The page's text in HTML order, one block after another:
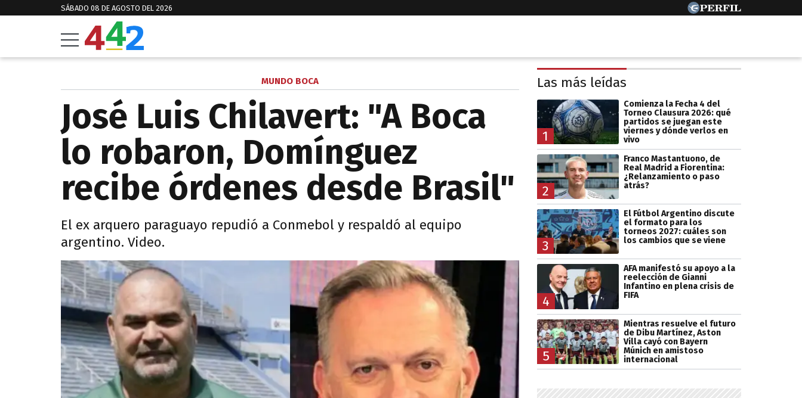
SÁBADO 08 DE AGOSTO DEL 2026
MUNDO BOCA
José Luis Chilavert: "A Boca
lo robaron, Domínguez
recibe órdenes desde Brasil"
El ex arquero paraguayo repudió a Conmebol y respaldó al equipo
argentino. Video.
Las más leídas
1
Comienza la Fecha 4 del
Torneo Clausura 2026: qué
partidos se juegan este
viernes y dónde verlos en
vivo
2
Franco Mastantuono, de
Real Madrid a Fiorentina:
¿Relanzamiento o paso
atrás?
3
El Fútbol Argentino discute
el formato para los
torneos 2027: cuáles son
los cambios que se viene
4
AFA manifestó su apoyo a la
reelección de Gianni
Infantino en plena crisis de
FIFA
5
Mientras resuelve el futuro
de Dibu Martínez, Aston
Villa cayó con Bayern
Múnich en amistoso
internacional